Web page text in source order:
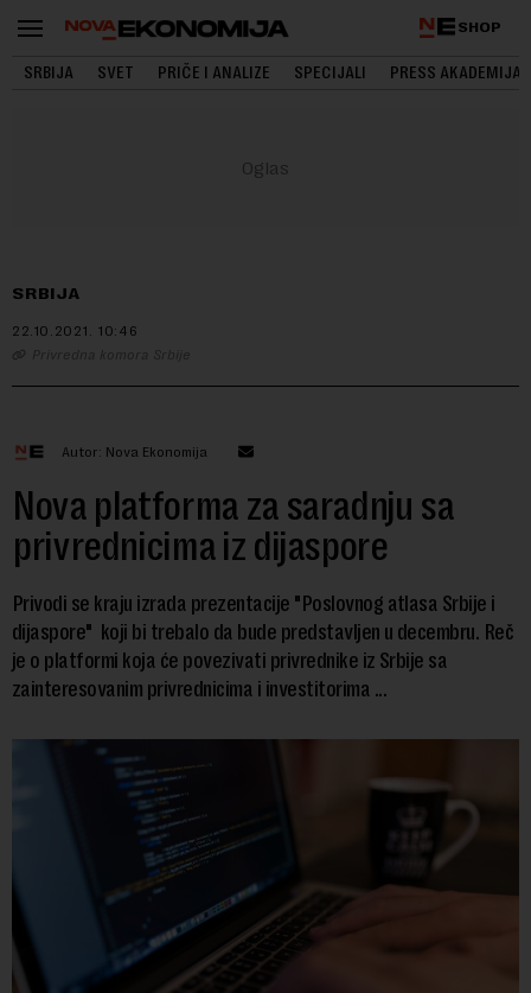
SHOP
SRBIJA SVET PRIČE I ANALIZE SPECIJALI PRESS AKADEMIJA
SRBIJA
22.10.2021. 10:46
Privredna komora Srbije
Autor: Nova Ekonomija
Nova platforma za saradnju sa
privrednicima iz dijaspore
Privodi se kraju izrada prezentacije "Poslovnog atlasa Srbije i
dijaspore" koji bi trebalo da bude predstavljen u decembru. Reč
je o platformi koja će povezivati privrednike iz Srbije sa
zainteresovanim privrednicima i investitorima ...